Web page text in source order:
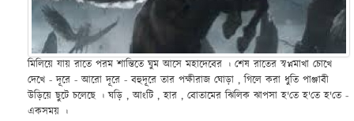
মিলিয়ে যায় রাতে পরম শান্তিতে ঘুম আসে মহাদেবের । শেষ রাতের স্বপ্নমাখা চোখে
দেখে - দূরে - আরো দূরে - বহুদূরে তার পক্ষীরাজ ঘোড়া , গিলে করা ধুতি পাঞ্জাবী
উড়িয়ে ছুটে চলেছে । ঘড়ি , আংটি , হার , বোতামের ঝিলিক ঝাপসা হ'তে হ'তে হ'তে -
একসময় ।